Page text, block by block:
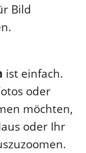
Bild
ist einfach.
oder
möchten,
oder Ihr